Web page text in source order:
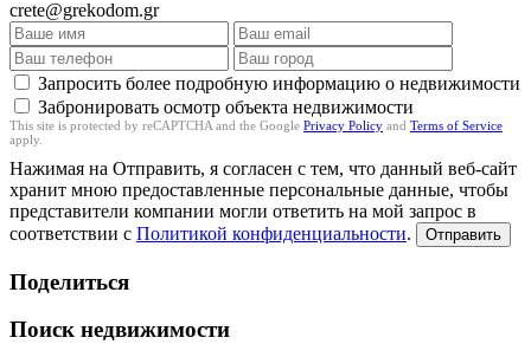
crete@grekodom.gr
Запросить более подробную информацию о недвижимости
Забронировать осмотр объекта недвижимости
This site is protected by reCAPTCHA and the Google Privacy Policy and Terms of Service
apply.
Нажимая на Отправить, я согласен с тем, что данный веб-сайт
хранит мною предоставленные персональные данные, чтобы
представители компании могли ответить на мой запрос в
соответствии с Политикой конфиденциальности. Отправить
Поделиться
Поиск недвижимости